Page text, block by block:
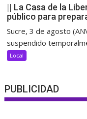
|| La Casa de la
público para
Sucre, 3 de agosto
suspendido
Local
PUBLICIDAD